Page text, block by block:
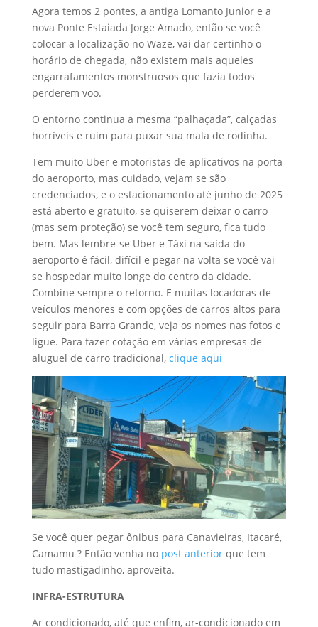
Agora temos 2 pontes, a antiga Lomanto Junior e a
nova Ponte Estaiada Jorge Amado, então se você
colocar a localização no Waze, vai dar certinho o
horário de chegada, não existem mais aqueles
engarrafamentos monstruosos que fazia todos
perderem voo.
O entorno continua a mesma “palhaçada”, calçadas
horríveis e ruim para puxar sua mala de rodinha.
Tem muito Uber e motoristas de aplicativos na porta
do aeroporto, mas cuidado, vejam se são
credenciados, e o estacionamento até junho de 2025
está aberto e gratuito, se quiserem deixar o carro
(mas sem proteção) se você tem seguro, fica tudo
bem. Mas lembre-se Uber e Táxi na saída do
aeroporto é fácil, difícil e pegar na volta se você vai
se hospedar muito longe do centro da cidade.
Combine sempre o retorno. E muitas locadoras de
veículos menores e com opções de carros altos para
seguir para Barra Grande, veja os nomes nas fotos e
ligue. Para fazer cotação em várias empresas de
aluguel de carro tradicional, clique aqui
Se você quer pegar ônibus para Canavieiras, Itacaré,
Camamu ? Então venha no post anteriorque tem
tudo mastigadinho, aproveita.
INFRA-ESTRUTURA
Ar condicionado, até que enfim, ar-condicionado em